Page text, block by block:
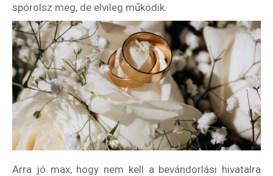
spórolsz meg, de elvileg működik.
Arra jó max, hogy nem kell a bevándorlási hivatalra